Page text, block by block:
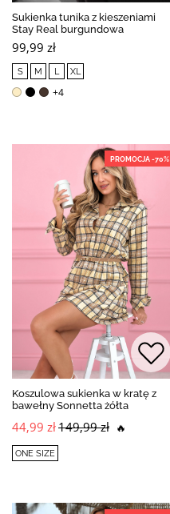
Sukienka tunika z kieszeniami
Stay Real burgundowa
99,99 zł
S M L XL
+4
PROMOCJA -70%
Koszulowa sukienka w kratę z
bawełny Sonnetta żółta
44,99 zł149,99 zł 🔥
ONE SIZE